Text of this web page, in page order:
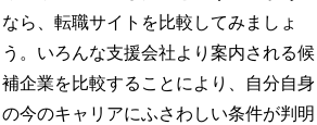
なら、転職サイトを比較してみましょ
う。いろんな支援会社より案内される候
補企業を比較することにより、自分自身
の今のキャリアにふさわしい条件が判明